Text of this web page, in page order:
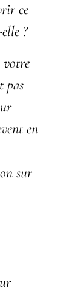
ce
?
votre
pas
en
sur